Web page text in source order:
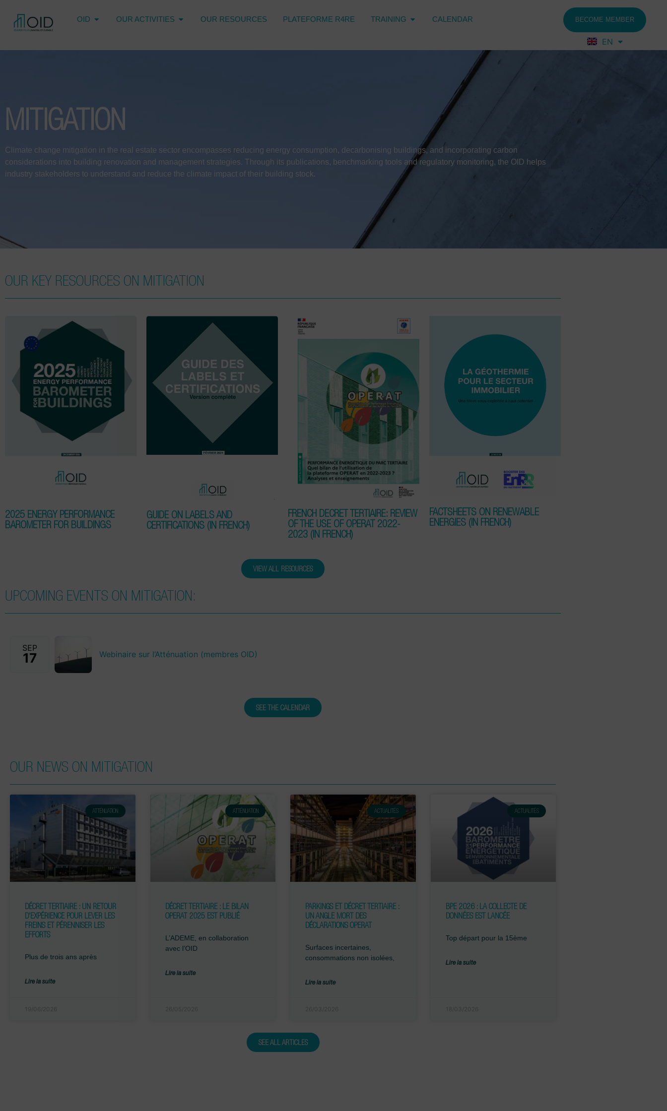
OID OUR ACTIVITIES OUR RESOURCES PLATEFORME R4RE TRAINING CALENDAR BECOME MEMBER
EN
FR
MITIGATION
Climate change mitigation in the real estate sector encompasses reducing energy consumption, decarbonising buildings, and incorporating carbon
considerations into building renovation and management strategies. Through its publications, benchmarking tools and regulatory monitoring, the OID helps
industry stakeholders to understand and reduce the climate impact of their building stock.
OUR KEY RESOURCES ON MITIGATION
2025 ENERGY PERFORMANCE
BAROMETER FOR BUILDINGS
GUIDE ON LABELS AND
CERTIFICATIONS (IN FRENCH)
FRENCH DECRET TERTIAIRE: REVIEW
OF THE USE OF OPERAT 2022-
2023 (IN FRENCH)
FACTSHEETS ON RENEWABLE
ENERGIES (IN FRENCH)
VIEW ALL RESOURCES
UPCOMING EVENTS ON MITIGATION:
SEP
17 Webinaire sur l’Atténuation (membres OID)
SEE THE CALENDAR
OUR NEWS ON MITIGATION
ATTÉNUATION
DÉCRET TERTIAIRE : UN RETOUR
D’EXPÉRIENCE POUR LEVER LES
FREINS ET PÉRENNISER LES
EFFORTS
Plus de trois ans après
Lire la suite
ATTÉNUATION
DÉCRET TERTIAIRE : LE BILAN
OPERAT 2025 EST PUBLIÉ
L’ADEME, en collaboration
avec l’OID
Lire la suite
ACTUALITÉS
PARKINGS ET DÉCRET TERTIAIRE :
UN ANGLE MORT DES
DÉCLARATIONS OPERAT
Surfaces incertaines,
consommations non isolées,
Lire la suite
ACTUALITÉS
BPE 2026 : LA COLLECTE DE
DONNÉES EST LANCÉE
Top départ pour la 15ème
Lire la suite
SEE ALL ARTICLES